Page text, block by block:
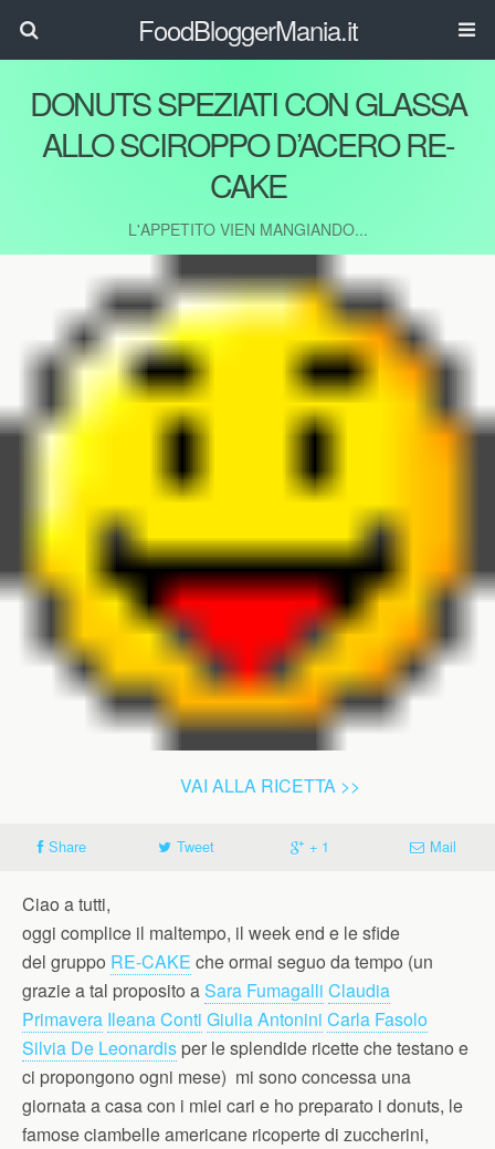
FoodBloggerMania.it
DONUTS SPEZIATI CON GLASSA
ALLO SCIROPPO D’ACERO RE-
CAKE
L'APPETITO VIEN MANGIANDO...
VAI ALLA RICETTA >>
Share Tweet + 1 Mail
Ciao a tutti,
oggi complice il maltempo, il week end e le sfide
del gruppo RE-CAKE che ormai seguo da tempo (un
grazie a tal proposito aSara Fumagalli Claudia
Primavera Ileana Conti Giulia Antonini Carla Fasolo
Silvia De Leonardis per le splendide ricette che testano e
ci propongono ogni mese) mi sono concessa una
giornata a casa con i miei cari e ho preparato i donuts, le
famose ciambelle americane ricoperte di zuccherini,